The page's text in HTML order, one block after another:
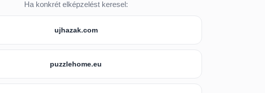
Ha konkrét elképzelést keresel:
ujhazak.com
puzzlehome.eu